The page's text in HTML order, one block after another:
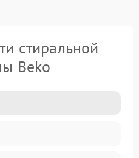
стиральной
Beko